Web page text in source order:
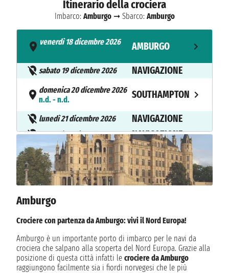
Itinerario della crociera
Imbarco: Amburgo➞ Sbarco: Amburgo
venerdì 18 dicembre 2026
AMBURGO
sabato 19 dicembre 2026 NAVIGAZIONE
domenica 20 dicembre 2026
n.d. - n.d.
SOUTHAMPTON
lunedì 21 dicembre 2026 NAVIGAZIONE
martedì 22 dicembre 2026 NAVIGAZIONE
mercoledì 23 dicembre 2026 NAVIGAZIONE
giovedì 24 dicembre 2026
n.d. - n.d.
FUNCHAL
venerdì 25 dicembre 2026
sabato 26 dicembre 2026
n.d. - n.d.
LANZAROTE
domenica 27 dicembre 2026
n.d. - n.d.
FUERTEVENTURA
Amburgo
Crociere con partenza da Amburgo: vivi il Nord Europa!
Amburgo è un importante porto di imbarco per le navi da
crociera che salpano alla scoperta del Nord Europa. Grazie alla
posizione di questa città infatti le crociere da Amburgo
raggiungono facilmente sia i fiordi norvegesi che le più